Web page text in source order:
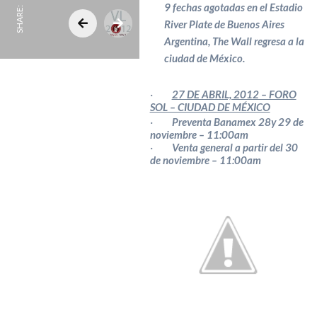
SHARE:
9 fechas agotadas en el Estadio
River Plate de Buenos Aires
Argentina, The Wall regresa a la
ciudad de México.
·
27 DE ABRIL, 2012 – FORO
SOL – CIUDAD DE MÉXICO
·
Preventa Banamex 28y 29 de
noviembre – 11:00am
·
Venta general a partir del 30
de noviembre – 11:00am